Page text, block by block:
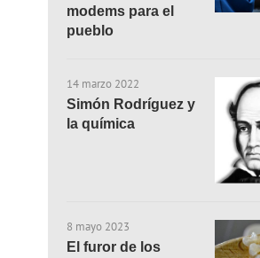
modems para el
pueblo
14 marzo 2022
Simón Rodríguez y
la química
8 mayo 2023
El furor de los